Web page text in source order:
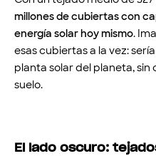
millones de cubiertas con
energía solar hoy mismo.
esas cubiertas a la vez:
planta solar del planeta,
suelo.
El lado oscuro: